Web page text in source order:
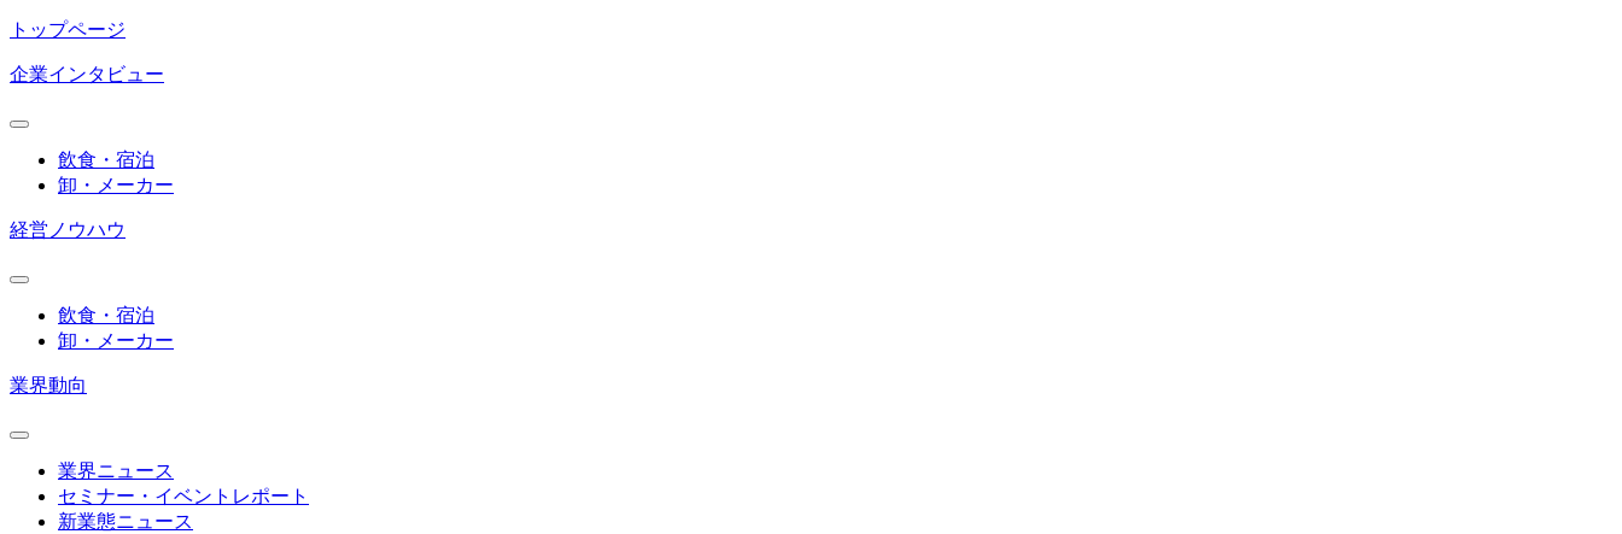
トップページ
企業インタビュー
飲食・宿泊
卸・メーカー
経営ノウハウ
飲食・宿泊
卸・メーカー
業界動向
業界ニュース
セミナー・イベントレポート
新業態ニュース